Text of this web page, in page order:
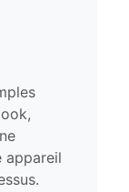
appareil